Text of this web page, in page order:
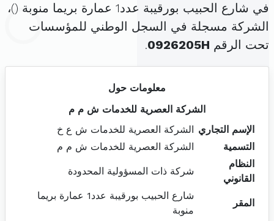
في شارع الحبيب بورقيبة عدد1 عمارة بريما منوبة (
)،
الشركة مسجلة في السجل الوطني للمؤسسات
تحت الرقم 0926205H
.
معلومات حول
الشركة العصرية للخدمات ش م م
الإسم التجاري
الشركة العصرية للخدمات ش ع خ
التسمية
الشركة العصرية للخدمات ش م م
النظام
القانوني
شركة ذات المسؤولية المحدودة
المقر
شارع الحبيب بورقيبة عدد1 عمارة بريما
منوبة